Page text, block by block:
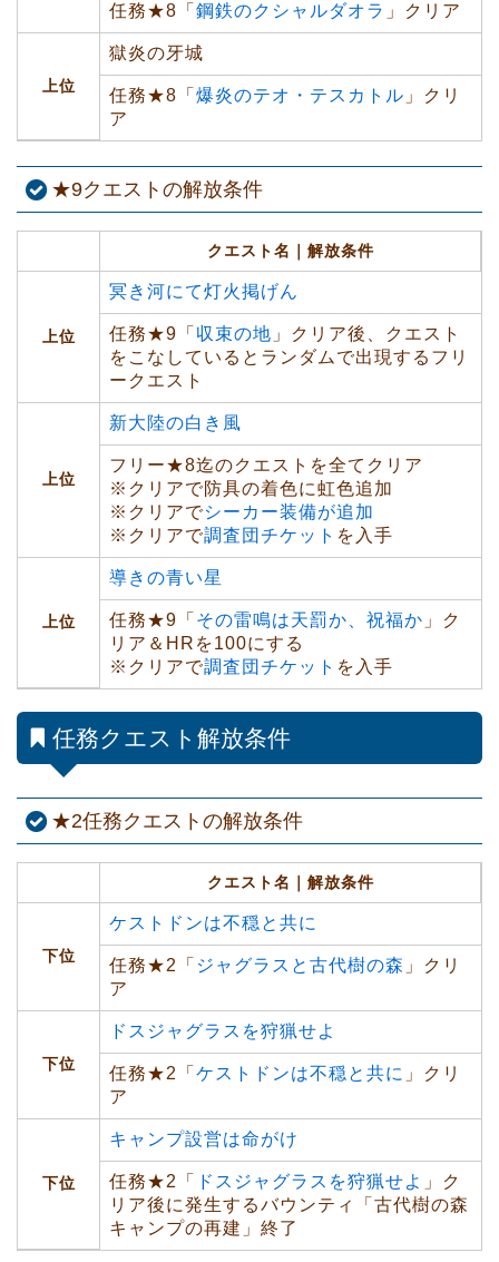
任務★8「 鋼鉄のクシャルダオラ 」クリア
上位
獄炎の牙城
任務★8「 爆炎のテオ・テスカトル 」クリ
ア
★9クエストの解放条件
クエスト名｜解放条件
上位
冥き河にて灯火掲げん
任務★9「 収束の地 」クリア後、クエスト
をこなしているとランダムで出現するフリ
ークエスト
上位
新大陸の白き風
フリー★8迄のクエストを全てクリア
※ クリアで防具の着色に虹色追加
※ クリアでシーカー装備が追加
※ クリアで調査団チケット を入手
上位
導きの青い星
任務★9「 その雷鳴は天罰か、祝福か 」ク
リア＆HRを100にする
※ クリアで調査団チケット を入手
任務クエスト解放条件
★2任務クエストの解放条件
クエスト名｜解放条件
下位
ケストドンは不穏と共に
任務★2「 ジャグラスと古代樹の森 」クリ
ア
下位
ドスジャグラスを狩猟せよ
任務★2「 ケストドンは不穏と共に 」クリ
ア
下位
キャンプ設営は命がけ
任務★2「 ドスジャグラスを狩猟せよ 」ク
リア後に発生するバウンティ「古代樹の森
キャンプの再建」終了